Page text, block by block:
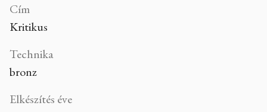
Cím
Kritikus
Technika
bronz
Elkészítés éve